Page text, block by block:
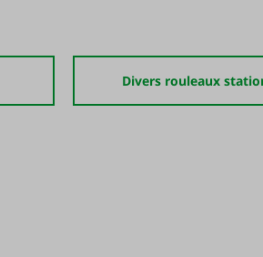
Divers rouleaux